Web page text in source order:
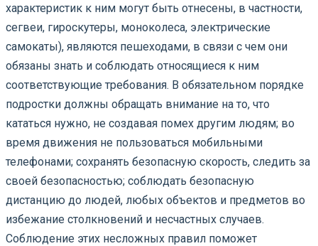
характеристик к ним могут быть отнесены, в частности,
сегвеи, гироскутеры, моноколеса, электрические
самокаты), являются пешеходами, в связи с чем они
обязаны знать и соблюдать относящиеся к ним
соответствующие требования. В обязательном порядке
подростки должны обращать внимание на то, что
кататься нужно, не создавая помех другим людям; во
время движения не пользоваться мобильными
телефонами; сохранять безопасную скорость, следить за
своей безопасностью; соблюдать безопасную
дистанцию до людей, любых объектов и предметов во
избежание столкновений и несчастных случаев.
Соблюдение этих несложных правил поможет